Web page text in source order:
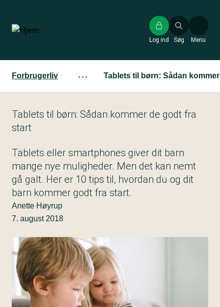
hovedindhold
Søg
Log ind Menu
Forbrugerliv ··· Tablets til børn: Sådan
Tablets til børn: Sådan kommer de godt fra
start
Tablets eller smartphones giver dit barn
mange nye muligheder. Men det kan nemt
gå galt. Her er 10 tips til, hvordan du og dit
barn kommer godt fra start.
Anette Høyrup
7. august 2018